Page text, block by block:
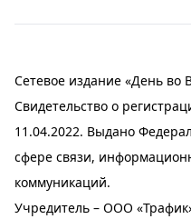
Сетевое издание «День во
Свидетельство о
11.04.2022. Выдано
сфере связи,
коммуникаций.
Учредитель – ООО